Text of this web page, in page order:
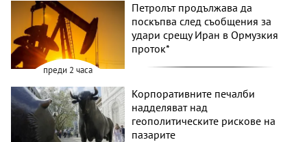
преди 2 часа
Петролът продължава да
поскъпва след съобщения за
удари срещу Иран в Ормузкия
проток*
Корпоративните печалби
надделяват над
геополитическите рискове на
пазарите